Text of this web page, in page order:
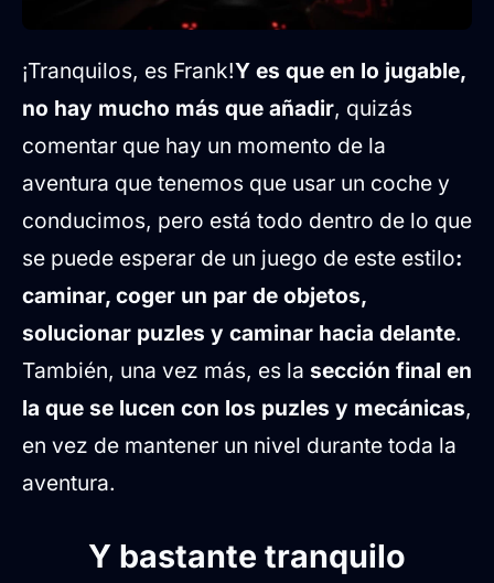
¡Tranquilos, es Frank!Y es que en lo jugable,
no hay mucho más que añadir, quizás
comentar que hay un momento de la
aventura que tenemos que usar un coche y
conducimos, pero está todo dentro de lo que
se puede esperar de un juego de este estilo:
caminar, coger un par de objetos,
solucionar puzles y caminar hacia delante.
También, una vez más, es la sección final en
la que se lucen con los puzles y mecánicas,
en vez de mantener un nivel durante toda la
aventura.
Y bastante tranquilo